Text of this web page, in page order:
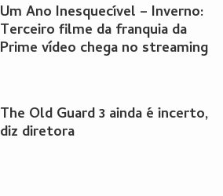
Um Ano Inesquecível – Inverno:
Terceiro filme da franquia da
Prime vídeo chega no streaming
The Old Guard 3 ainda é incerto,
diz diretora